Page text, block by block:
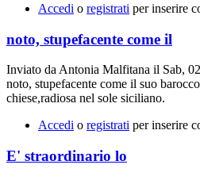
Accedi o registrati per inserire
noto, stupefacente come il
Inviato da Antonia Malfitana il Sab,
noto, stupefacente come il suo
chiese,radiosa nel sole siciliano.
Accedi o registrati per inserire
E' straordinario lo